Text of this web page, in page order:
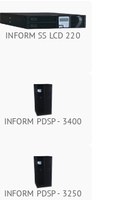
₽ Подробнее →
₽ Подробнее →
Подробнее →
INFORM SS LCD 220
INFORM PDSP - 3400
INFORM PDSP - 3250